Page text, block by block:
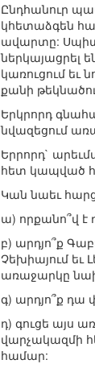
Ընդհանուր
կհետաձգեն
ավարտը:
ներկայացրել
կառուցում
քանի
Երկրորդ
նվազեցում
Երրորդ`
հետ կապված
Կան նաեւ
ա) որքանո՞վ
բ) արդյո՞ք
Չեխիայում եւ
առաջարկը
գ) արդյո՞ք դա
դ) գուցե այս
վարչակազմի
համար: